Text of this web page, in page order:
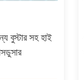
বুস্টার সহ হাই